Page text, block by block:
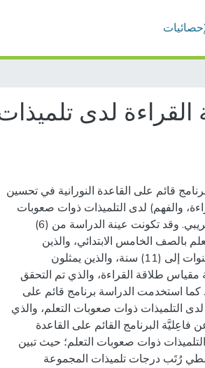
القراءة لدى
قائم على القاعدة النورانية في تحسين
والفهم) لدى التلميذات ذوات صعوبات
التعلم. اعتمدت الدراسة المنهج شبه التجريبي. وقد تكونت عينة الدراسة من (6)
بالصف الخامس الابتدائي، والذين
تراوحت أعمارهن الزمنية ما بين (10) سنوات إلى (11) سنة، والذين يمثلون
طلاقة القراءة، والذي تم التحقق
استخدمت الدراسة برنامج قائم على
لدى التلميذات ذوات صعوبات التعلم، والذي
عن فاعِليَّة البرنامج القائم على القاعدة
ذوات صعوبات التعلم؛ حيث تبين
رُتَب درجات تلميذات المجموعة